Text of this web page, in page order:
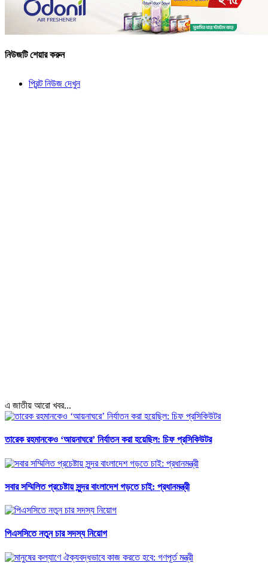
নিউজটি শেয়ার করুন
প্রিন্ট নিউজ দেখুন
এ জাতীয় আরো খবর...
তারেক রহমানকেও ‘আয়নাঘরে’ নির্যাতন করা হয়েছিল: চিফ প্রসিকিউটর
সবার সম্মিলিত প্রচেষ্টায় সুন্দর বাংলাদেশ গড়তে চাই: প্রধানমন্ত্রী
পিএসসিতে নতুন চার সদস্য নিয়োগ